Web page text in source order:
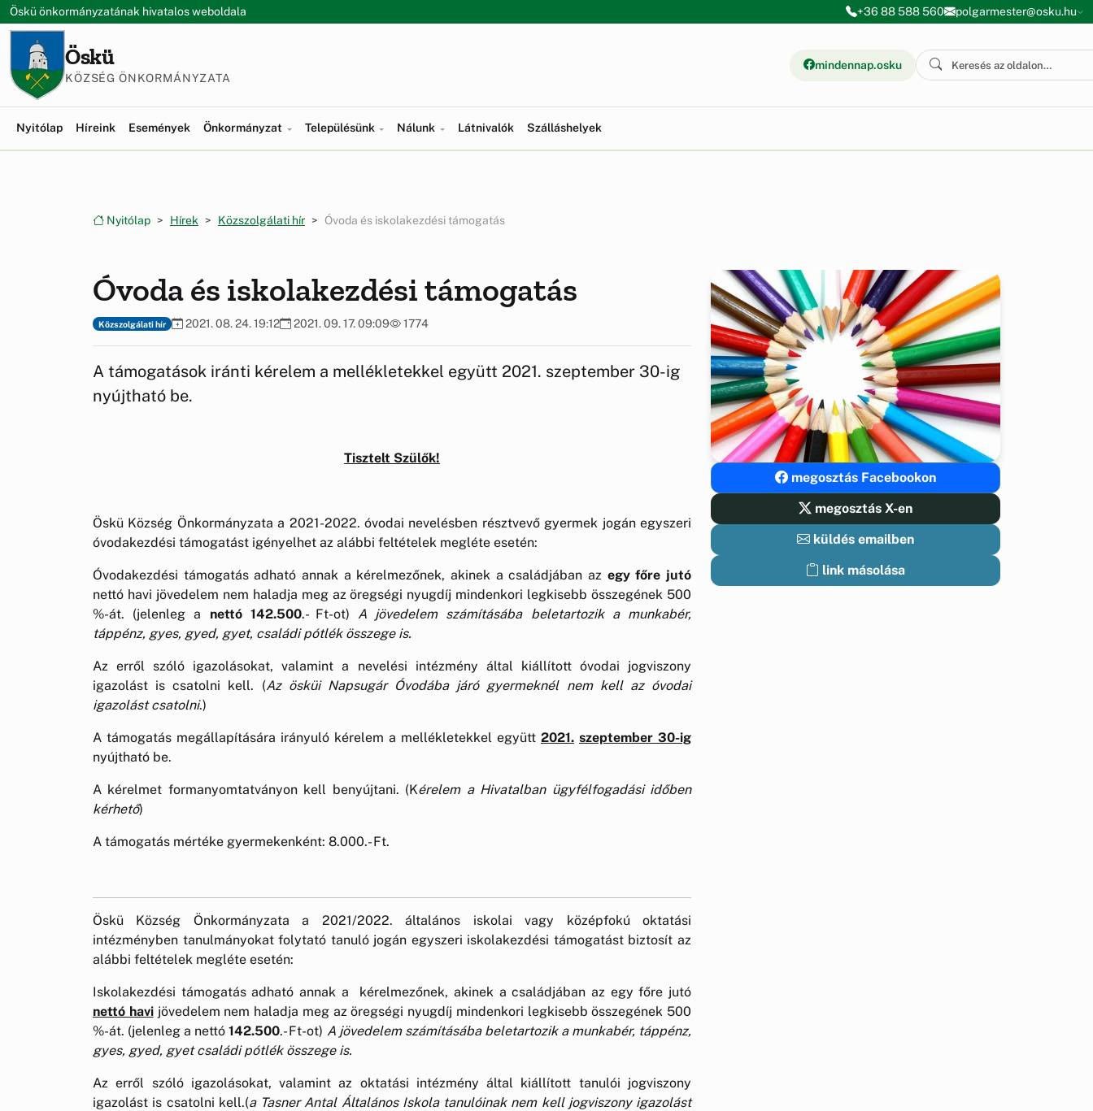
Ugrás a menüre
Ugrás a tartalomra
Öskü önkormányzatának hivatalos weboldala +36 88 588 560 polgarmester@osku.hu
Öskü
KÖZSÉG ÖNKORMÁNYZATA
mindennap.osku
Nyitólap Híreink Események Önkormányzat Településünk Nálunk Látnivalók Szálláshelyek
Nyitólap Hírek Közszolgálati hír Óvoda és iskolakezdési támogatás
Óvoda és iskolakezdési támogatás
Közszolgálati hír 2021. 08. 24. 19:12 2021. 09. 17. 09:09 1774
A támogatások iránti kérelem a mellékletekkel együtt 2021. szeptember 30-ig
nyújtható be.
Tisztelt Szülők!
Öskü Község Önkormányzata a 2021-2022. óvodai nevelésben résztvevő gyermek jogán egyszeri
óvodakezdési támogatást igényelhet az alábbi feltételek megléte esetén:
Óvodakezdési támogatás adható annak a kérelmezőnek, akinek a családjában az egy főre jutó
nettó havi jövedelem nem haladja meg az öregségi nyugdíj mindenkori legkisebb összegének 500
%-át. (jelenleg a nettó 142.500.- Ft-ot) A jövedelem számításába beletartozik a munkabér,
táppénz, gyes, gyed, gyet, családi pótlék összege is.
Az erről szóló igazolásokat, valamint a nevelési intézmény által kiállított óvodai jogviszony
igazolást is csatolni kell. (Az ösküi Napsugár Óvodába járó gyermeknél nem kell az óvodai
igazolást csatolni.)
A támogatás megállapítására irányuló kérelem a mellékletekkel együtt 2021. szeptember 30-ig
nyújtható be.
A kérelmet formanyomtatványon kell benyújtani. (Kérelem a Hivatalban ügyfélfogadási időben
kérhető)
A támogatás mértéke gyermekenként: 8.000.- Ft.
Öskü Község Önkormányzata a 2021/2022. általános iskolai vagy középfokú oktatási
intézményben tanulmányokat folytató tanuló jogán egyszeri iskolakezdési támogatást biztosít az
alábbi feltételek megléte esetén:
Iskolakezdési támogatás adható annak a kérelmezőnek, akinek a családjában az egy főre jutó
nettó havijövedelem nem haladja meg az öregségi nyugdíj mindenkori legkisebb összegének 500
%-át. (jelenleg a nettó142.500.- Ft-ot) A jövedelem számításába beletartozik a munkabér, táppénz,
gyes, gyed, gyet családi pótlék összege is.
Az erről szóló igazolásokat, valamint az oktatási intézmény által kiállított tanulói jogviszony
igazolást is csatolni kell.(a Tasner Antal Általános Iskola tanulóinak nem kell jogviszony igazolást
megosztás Facebookon
megosztás X-en
küldés emailben
link másolása